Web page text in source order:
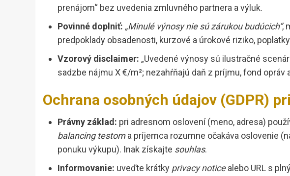
prenájom“ bez uvedenia zmluvného partnera a výluk.
Povinné doplniť: „Minulé výnosy nie sú zárukou budúcich“,
predpoklady obsadenosti, kurzové a úrokové riziko,
Vzorový disclaimer: „Uvedené výnosy sú ilustračné
sadzbe nájmu X €/m²; nezahŕňajú daň z príjmu, fond opráv
Ochrana osobných údajov (GDPR)
Právny základ: pri adresnom oslovení (meno, adresa)
balancing testoma príjemca rozumne očakáva oslovenie
ponuku výkupu). Inak získajte souhlas.
Informovanie: uveďte krátky privacy noticealebo URL s